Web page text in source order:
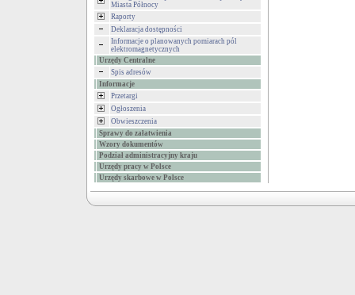
Miasta Północy
Raporty
Deklaracja dostępności
Informacje o planowanych pomiarach pól
elektromagnetycznych
Urzędy Centralne
Spis adresów
Informacje
Przetargi
Ogłoszenia
Obwieszczenia
Sprawy do załatwienia
Wzory dokumentów
Podział administracyjny kraju
Urzędy pracy w Polsce
Urzędy skarbowe w Polsce